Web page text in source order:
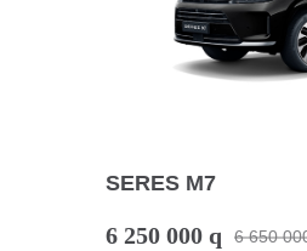
SERES M7
6 250 000 q 6 650